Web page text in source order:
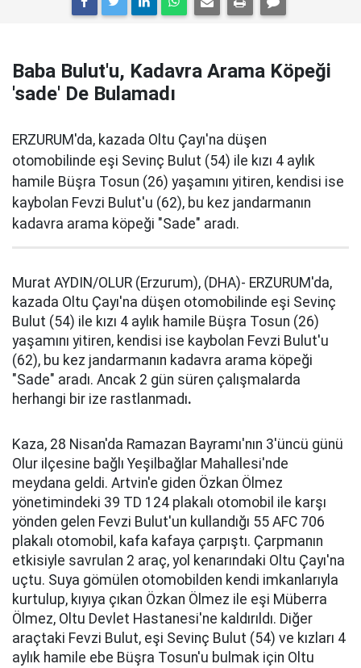
Baba Bulut'u, Kadavra Arama Köpeği
'sade' De Bulamadı
ERZURUM'da, kazada Oltu Çayı'na düşen
otomobilinde eşi Sevinç Bulut (54) ile kızı 4 aylık
hamile Büşra Tosun (26) yaşamını yitiren, kendisi ise
kaybolan Fevzi Bulut'u (62), bu kez jandarmanın
kadavra arama köpeği "Sade" aradı.
Murat AYDIN/OLUR (Erzurum), (DHA)- ERZURUM'da,
kazada Oltu Çayı'na düşen otomobilinde eşi Sevinç
Bulut (54) ile kızı 4 aylık hamile Büşra Tosun (26)
yaşamını yitiren, kendisi ise kaybolan Fevzi Bulut'u
(62), bu kez jandarmanın kadavra arama köpeği
"Sade" aradı. Ancak 2 gün süren çalışmalarda
herhangi bir ize rastlanmadı.
Kaza, 28 Nisan'da Ramazan Bayramı'nın 3'üncü günü
Olur ilçesine bağlı Yeşilbağlar Mahallesi'nde
meydana geldi. Artvin'e giden Özkan Ölmez
yönetimindeki 39 TD 124 plakalı otomobil ile karşı
yönden gelen Fevzi Bulut'un kullandığı 55 AFC 706
plakalı otomobil, kafa kafaya çarpıştı. Çarpmanın
etkisiyle savrulan 2 araç, yol kenarındaki Oltu Çayı'na
uçtu. Suya gömülen otomobilden kendi imkanlarıyla
kurtulup, kıyıya çıkan Özkan Ölmez ile eşi Müberra
Ölmez, Oltu Devlet Hastanesi'ne kaldırıldı. Diğer
araçtaki Fevzi Bulut, eşi Sevinç Bulut (54) ve kızları 4
aylık hamile ebe Büşra Tosun'u bulmak için Oltu